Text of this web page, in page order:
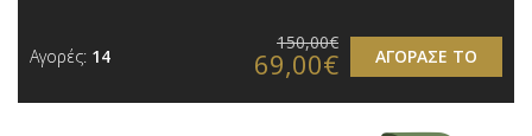
Αγορές: 14 ΑΓΟΡΑΣΕ ΤΟ
150,00€
69,00€